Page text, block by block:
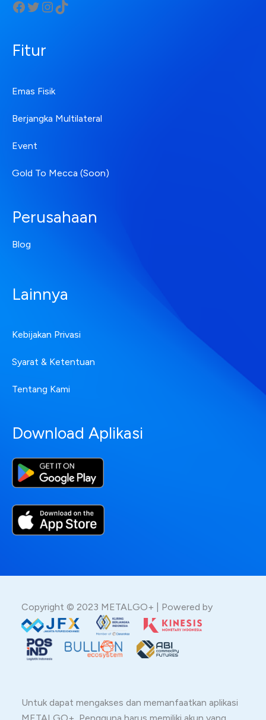
Fitur
Emas Fisik
Berjangka Multilateral
Event
Gold To Mecca (Soon)
Perusahaan
Blog
Lainnya
Kebijakan Privasi
Syarat & Ketentuan
Tentang Kami
Download Aplikasi
Copyright © 2023 METALGO+ | Powered by
Untuk dapat mengakses dan memanfaatkan aplikasi